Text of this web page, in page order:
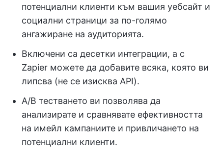
потенциални клиенти към вашия уебсайт и
социални страници за по-голямо
ангажиране на аудиторията.
Включени са десетки интеграции, а с
Zapier можете да добавите всяка, която ви
липсва (не се изисква API).
A/B тестването ви позволява да
анализирате и сравнявате ефективността
на имейл кампаниите и привличането на
потенциални клиенти.